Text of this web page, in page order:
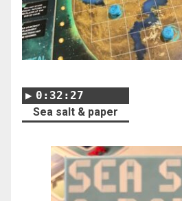
0:32:27
Sea salt & paper